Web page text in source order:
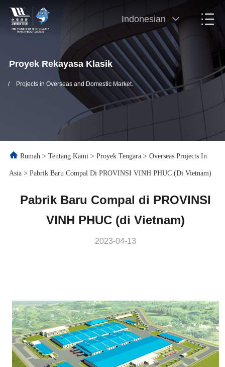
Indonesian
Proyek Rekayasa Klasik
/ Projects in Overseas and Domestic Market.
Rumah > Tentang Kami > Proyek Tengara > Overseas Projects In
Asia > Pabrik Baru Compal Di PROVINSI VINH PHUC (di Vietnam)
Pabrik Baru Compal di PROVINSI
VINH PHUC (di Vietnam)
2023-04-13